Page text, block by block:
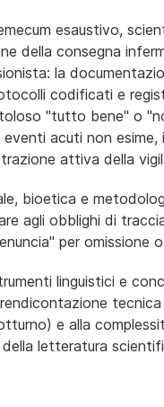
esaustivo,
della consegna
la
codificati e
"tutto bene" o
acuti non
attiva della
bioetica e
agli obblighi di
per omissione
linguistici e
e alla
letteratura